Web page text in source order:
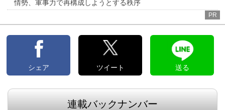
情勢、軍事力で再構成しようとする秩序
PR
シェア ツイート 送る
連載バックナンバー